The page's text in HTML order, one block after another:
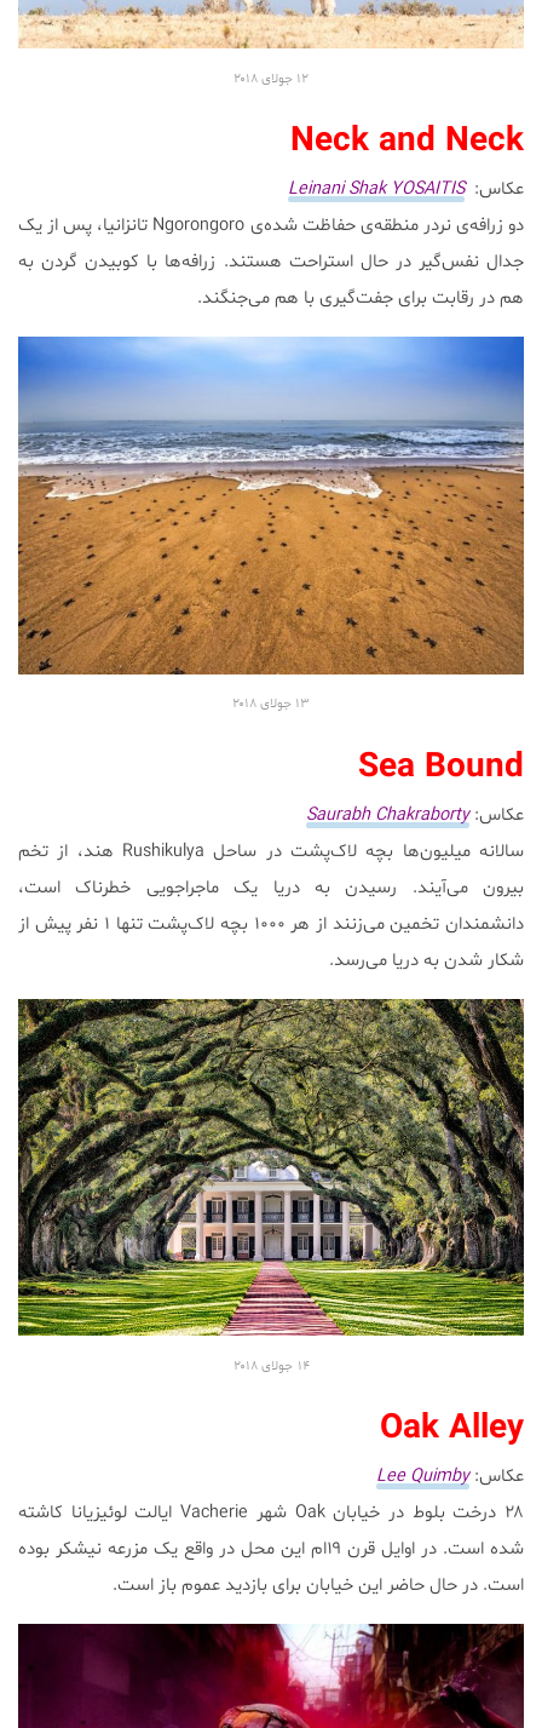
۱۲ جولای ۲۰۱۸
Neck and Neck
عکاس:Leinani Shak YOSAITIS
دو زرافه‌ی نردر منطقه‌ی حفاظت شده‌ی Ngorongoro تانزانیا، پس از یک
جدال نفس‌گیر در حال استراحت هستند. زرافه‌‌ها با کوبیدن گردن به
هم در رقابت برای جفت‌گیری با هم می‌جنگند.
۱۳ جولای ۲۰۱۸
Sea Bound
عکاس:Saurabh Chakraborty
سالانه میلیون‌ها بچه لاک‌پشت در ساحل Rushikulya هند، از تخم
بیرون می‌آیند. رسیدن به دریا یک ماجراجویی خطرناک است،
دانشمندان تخمین می‌زنند از هر ۱۰۰۰ بچه لاک‌پشت تنها ۱ نفر پیش از
شکار شدن به دریا می‌رسد.
۱۴ جولای ۲۰۱۸
Oak Alley
عکاس:Lee Quimby
۲۸ درخت بلوط در خیابان Oak شهر Vacherie ایالت لوئیزیانا کاشته
شده است. در اوایل قرن ۱۹ام این محل در واقع یک مزرعه نیشکر بوده
است. در حال حاضر این خیابان برای بازدید عموم باز است.